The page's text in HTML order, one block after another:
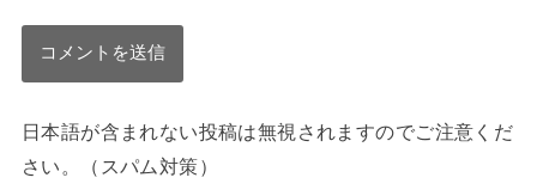
日本語が含まれない投稿は無視されますのでご注意くだ
さい。（スパム対策）